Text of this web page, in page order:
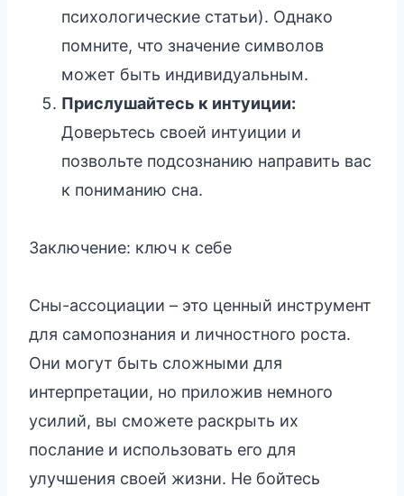
психологические статьи). Однако
помните, что значение символов
может быть индивидуальным.
Прислушайтесь к интуиции:
Доверьтесь своей интуиции и
позвольте подсознанию направить вас
к пониманию сна.
Заключение: ключ к себе
Сны-ассоциации – это ценный инструмент
для самопознания и личностного роста.
Они могут быть сложными для
интерпретации, но приложив немного
усилий, вы сможете раскрыть их
послание и использовать его для
улучшения своей жизни. Не бойтесь